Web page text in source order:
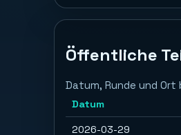
Öffentliche
Datum, Runde und
Datum
2026-03-29